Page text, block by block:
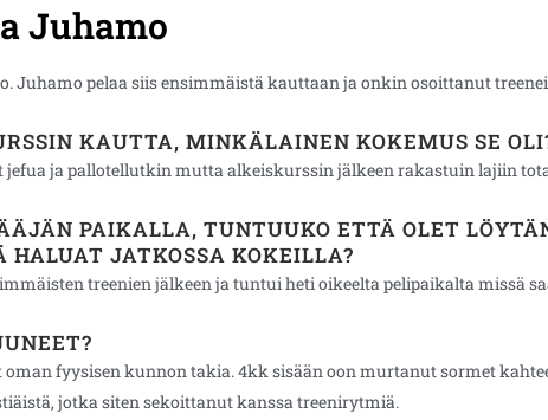
Juhamo
Juhamo pelaa siis ensimmäistä kauttaan ja onkin osoittanut
KAUTTA, MINKÄLAINEN KOKEMUS SE
ja pallotellutkin mutta alkeiskurssin jälkeen rakastuin lajiin
PAIKALLA, TUNTUUKO ETTÄ OLET
JATKOSSA KOKEILLA?
treenien jälkeen ja tuntui heti oikeelta pelipaikalta missä
fyysisen kunnon takia. 4kk sisään oon murtanut sormet
jotka siten sekoittanut kanssa treenirytmiä.